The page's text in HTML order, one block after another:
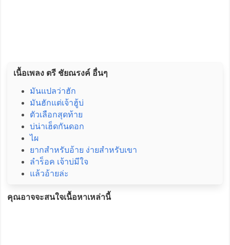
เนื้อเพลง ตรี ชัยณรงค์ อื่นๆ
มันแปลว่าฮัก
มันฮักแต่เจ้าฮู้บ่
ตัวเลือกสุดท้าย
บ่น่าเฮ็ดกันดอก
ไผ
ยากสำหรับอ้าย ง่ายสำหรับเขา
ลำร็อค เจ้าบ่มีใจ
แล้วอ้ายล่ะ
คุณอาจจะสนใจเนื้อหาเหล่านี้